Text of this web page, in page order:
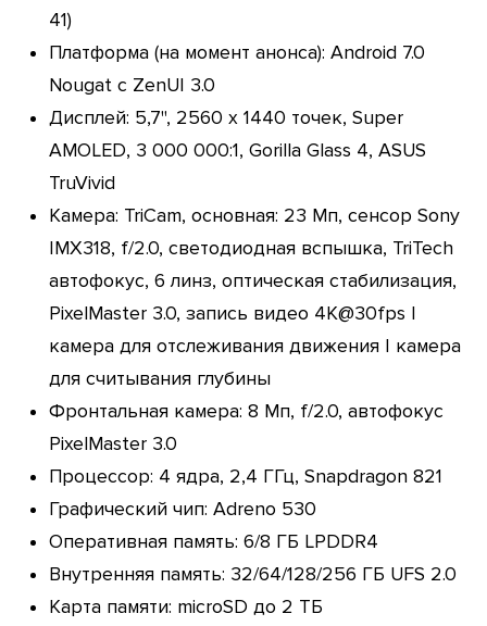
41)
Платформа (на момент анонса): Android 7.0
Nougat с ZenUI 3.0
Дисплей: 5,7", 2560 х 1440 точек, Super
AMOLED, 3 000 000:1, Gorilla Glass 4, ASUS
TruVivid
Камера: TriCam, основная: 23 Мп, сенсор Sony
IMX318, f/2.0, светодиодная вспышка, TriTech
автофокус, 6 линз, оптическая стабилизация,
PixelMaster 3.0, запись видео 4К@30fps |
камера для отслеживания движения | камера
для считывания глубины
Фронтальная камера: 8 Мп, f/2.0, автофокус
PixelMaster 3.0
Процессор: 4 ядра, 2,4 ГГц, Snapdragon 821
Графический чип: Adreno 530
Оперативная память: 6/8 ГБ LPDDR4
Внутренняя память: 32/64/128/256 ГБ UFS 2.0
Карта памяти: microSD до 2 ТБ